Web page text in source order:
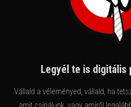
Legyél te is digitális
Vállald a véleményed, vállald, ha